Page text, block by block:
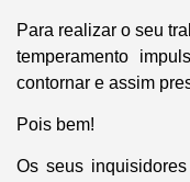
Para realizar o seu
temperamento
contornar e assim
Pois bem!
Os seus